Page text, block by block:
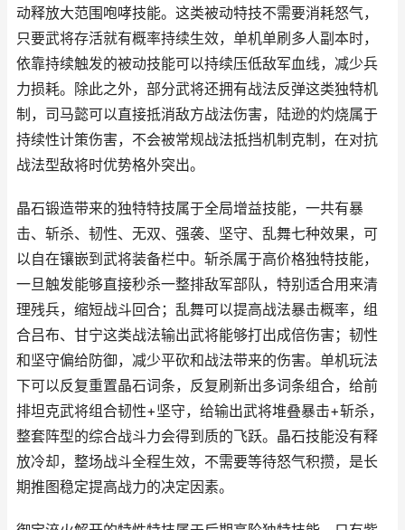
动释放大范围咆哮技能。这类被动特技不需要消耗怒气，
只要武将存活就有概率持续生效，单机单刷多人副本时，
依靠持续触发的被动技能可以持续压低敌军血线，减少兵
力损耗。除此之外，部分武将还拥有战法反弹这类独特机
制，司马懿可以直接抵消敌方战法伤害，陆逊的灼烧属于
持续性计策伤害，不会被常规战法抵挡机制克制，在对抗
战法型敌将时优势格外突出。
晶石锻造带来的独特特技属于全局增益技能，一共有暴
击、斩杀、韧性、无双、强袭、坚守、乱舞七种效果，可
以自在镶嵌到武将装备栏中。斩杀属于高价格独特技能，
一旦触发能够直接秒杀一整排敌军部队，特别适合用来清
理残兵，缩短战斗回合；乱舞可以提高战法暴击概率，组
合吕布、甘宁这类战法输出武将能够打出成倍伤害；韧性
和坚守偏给防御，减少平砍和战法带来的伤害。单机玩法
下可以反复重置晶石词条，反复刷新出多词条组合，给前
排坦克武将组合韧性+坚守，给输出武将堆叠暴击+斩杀，
整套阵型的综合战斗力会得到质的飞跃。晶石技能没有释
放冷却，整场战斗全程生效，不需要等待怒气积攒，是长
期推图稳定提高战力的决定因素。